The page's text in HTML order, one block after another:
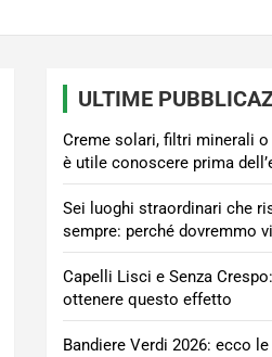
ULTIME
Creme solari, filtri minerali
è utile conoscere prima
Sei luoghi straordinari che
sempre: perché dovremmo
Capelli Lisci e Senza
ottenere questo effetto
Bandiere Verdi 2026: ecco